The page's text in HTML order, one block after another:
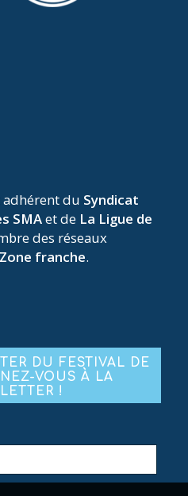
adhérent du Syndicat
SMAet de La Ligue de
des réseaux
Zone franche.
DU FESTIVAL DE
VOUS À LA
!